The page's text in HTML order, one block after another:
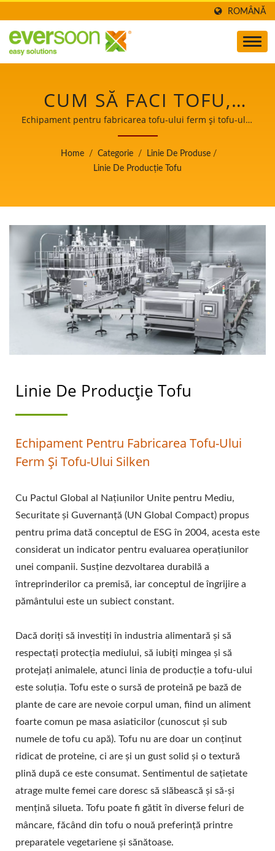
ROMÂNĂ
CUM SĂ FACI TOFU,
PRODUCȚIA DE TOFU,
FABRICAREA TOFU,
PROCESUL DE
FABRICAREA TOFU,
PROCESUL DE
FABRICARE A TOFU,
PROCESUL DE TOFU,
METODA DE
PROCESARE A TOFU,
PROCESARE A TOFU,
PRODUCȚIA DE TOFU,
DIAGRAMĂ DE FLUX
PENTRU PRODUCȚIA DE
TOFU, PROCESUL DE
PRODUCȚIE A TOFU-
ULUI, PROCESUL DE
PRODUCȚIE A TOFU-
ULUI, MAȘINĂ
MAȘINĂ AUTOMATĂ DE
FĂCUT TOFU, MAȘINĂ
COMERCIALĂ DE TOFU,
APARAT UȘOR DE
FĂCUT TOFU, MAȘINĂ
DE TOFU PRĂJIT,
FABRICAREA
INDUSTRIALĂ A TOFU-
ULUI, ECHIPAMENTE
Echipament pentru fabricarea tofu-ului ferm și tofu-ului
silken / Lider al mașinilor automate de fabricare a tofu-
ului și laptelui de soia cu o prioritate de top în
siguranța alimentelor.
Home / Categorie / Linie De Produse /
Linie De Producție Tofu
Linie De Producție Tofu
Echipament Pentru Fabricarea Tofu-Ului
Ferm Și Tofu-Ului Silken
Cu Pactul Global al Națiunilor Unite pentru Mediu,
Securitate și Guvernanță (UN Global Compact) propus
pentru prima dată conceptul de ESG în 2004, acesta este
considerat un indicator pentru evaluarea operațiunilor
unei companii. Susține dezvoltarea durabilă a
întreprinderilor ca premisă, iar conceptul de îngrijire a
pământului este un subiect constant.
Dacă doriți să investiți în industria alimentară și să
respectați protecția mediului, să iubiți mingea și să
protejați animalele, atunci linia de producție a tofu-ului
este soluția. Tofu este o sursă de proteină pe bază de
plante de care are nevoie corpul uman, fiind un aliment
foarte comun pe masa asiaticilor (cunoscut și sub
numele de tofu cu apă). Tofu nu are doar un conținut
ridicat de proteine, ci are și un gust solid și o textură
plină după ce este consumat. Sentimentul de sațietate
atrage multe femei care doresc să slăbească și să-și
mențină silueta. Tofu poate fi gătit în diverse feluri de
mâncare, făcând din tofu o nouă preferință printre
preparatele vegetariene și sănătoase.